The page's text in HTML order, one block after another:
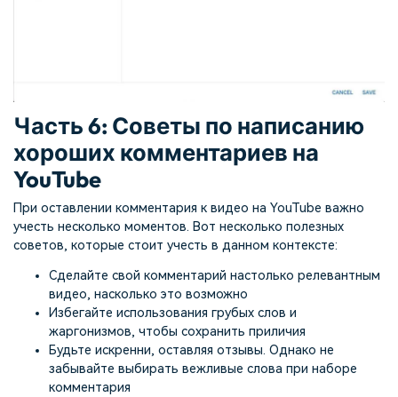
Часть 6: Советы по написанию
хороших комментариев на
YouTube
При оставлении комментария к видео на YouTube важно
учесть несколько моментов. Вот несколько полезных
советов, которые стоит учесть в данном контексте:
Сделайте свой комментарий настолько релевантным
видео, насколько это возможно
Избегайте использования грубых слов и
жаргонизмов, чтобы сохранить приличия
Будьте искренни, оставляя отзывы. Однако не
забывайте выбирать вежливые слова при наборе
комментария